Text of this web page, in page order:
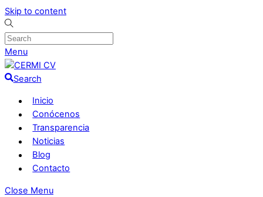
Skip to content
Menu
Search
Inicio
Conócenos
Transparencia
Noticias
Blog
Contacto
Close Menu